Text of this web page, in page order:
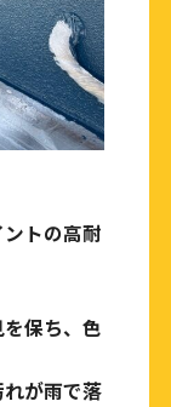
トの高耐
保ち、色
が雨で落